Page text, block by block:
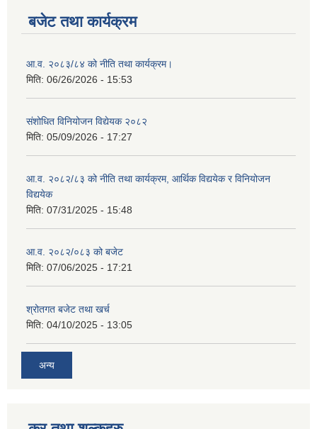
बजेट तथा कार्यक्रम
आ.व. २०८३/८४ को नीति तथा कार्यक्रम।
मिति: 06/26/2026 - 15:53
संशोधित विनियोजन विद्येयक २०८२
मिति: 05/09/2026 - 17:27
आ.व. २०८२/८३ को नीति तथा कार्यक्रम, आर्थिक विद्ययेक र विनियोजन
विद्ययेक
मिति: 07/31/2025 - 15:48
आ.व. २०८२/०८३ को बजेट
मिति: 07/06/2025 - 17:21
श्रोतगत बजेट तथा खर्च
मिति: 04/10/2025 - 13:05
अन्य